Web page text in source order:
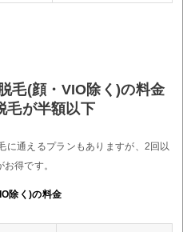
毛(顔・VIO除く)の料金
毛が半額以下
に通えるプランもありますが、2回以
得です。
除く)の料金